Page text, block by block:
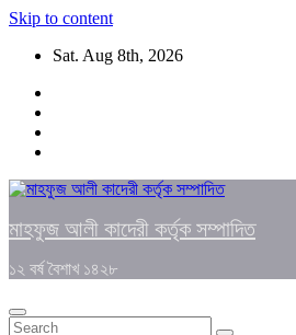
Skip to content
Sat. Aug 8th, 2026
মাহফুজ আলী কাদেরী কর্তৃক সম্পাদিত
১২ বর্ষ বৈশাখ ১৪২৮